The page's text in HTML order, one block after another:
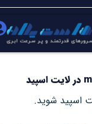
شوید.